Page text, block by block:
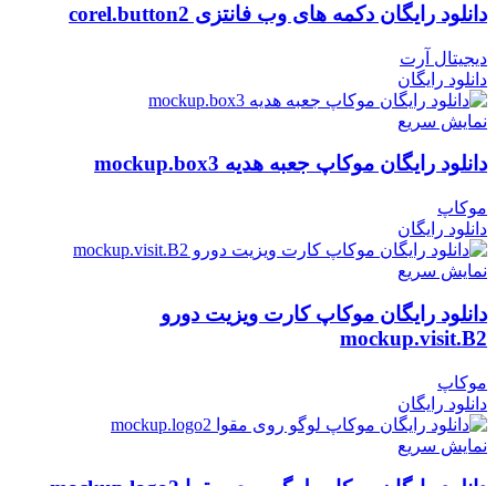
دانلود رایگان دکمه های وب فانتزی corel.button2
دیجیتال آرت
دانلود رایگان
نمایش سریع
دانلود رایگان موکاپ جعبه هدیه mockup.box3
موکاپ
دانلود رایگان
نمایش سریع
دانلود رایگان موکاپ کارت ویزیت دورو
mockup.visit.B2
موکاپ
دانلود رایگان
نمایش سریع